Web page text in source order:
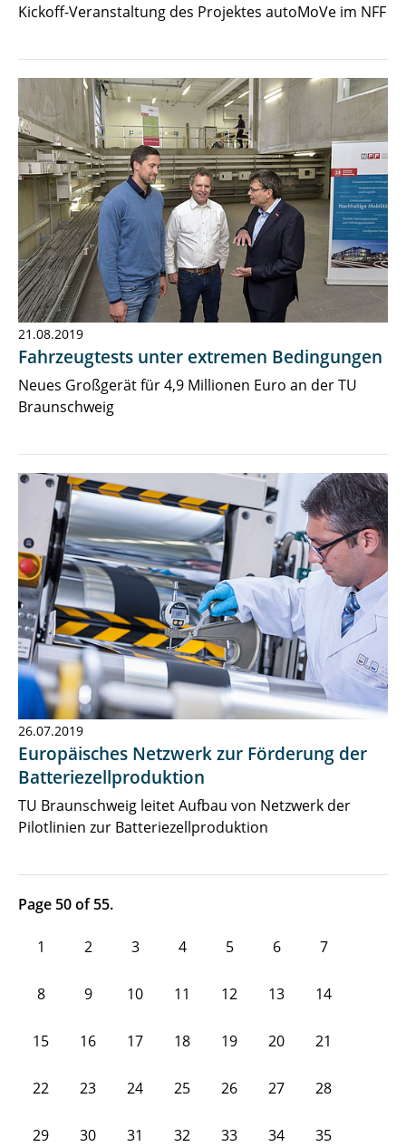
Kickoff-Veranstaltung des Projektes autoMoVe im NFF
21.08.2019
Fahrzeugtests unter extremen Bedingungen
Neues Großgerät für 4,9 Millionen Euro an der TU
Braunschweig
26.07.2019
Europäisches Netzwerk zur Förderung der
Batteriezellproduktion
TU Braunschweig leitet Aufbau von Netzwerk der
Pilotlinien zur Batteriezellproduktion
Page 50 of 55.
1 2 3 4 5 6 7
8 9 10 11 12 13 14
15 16 17 18 19 20 21
22 23 24 25 26 27 28
29 30 31 32 33 34 35